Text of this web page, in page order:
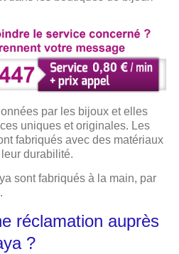
par les bijoux et elles
uniques et originales. Les
fabriqués avec des matériaux
durabilité.
sont fabriqués à la main, par
réclamation auprès
?